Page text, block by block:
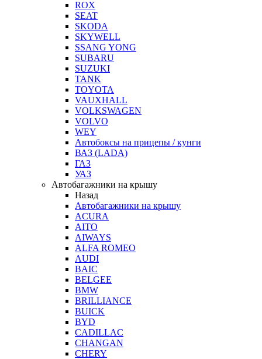
ROX
SEAT
SKODA
SKYWELL
SSANG YONG
SUBARU
SUZUKI
TANK
TOYOTA
VAUXHALL
VOLKSWAGEN
VOLVO
WEY
Автобоксы на прицепы / кунги
ВАЗ (LADA)
ГАЗ
УАЗ
Автобагажники на крышу
Назад
Автобагажники на крышу
ACURA
AITO
AIWAYS
ALFA ROMEO
AUDI
BAIC
BELGEE
BMW
BRILLIANCE
BUICK
BYD
CADILLAC
CHANGAN
CHERY